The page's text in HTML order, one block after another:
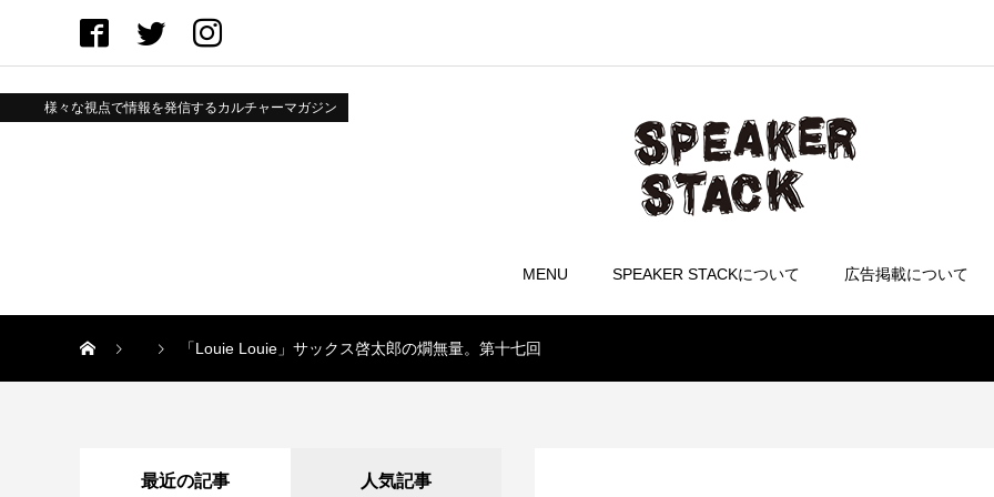
様々な視点で情報を発信するカルチャーマガジン
MENU SPEAKER STACKについて 広告掲載について
「Louie Louie」サックス啓太郎の燗無量。第十七回
最近の記事 人気記事